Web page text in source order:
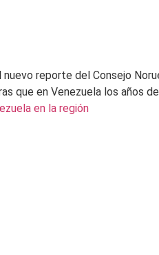
reporte del Consejo
que en Venezuela los años
en la región